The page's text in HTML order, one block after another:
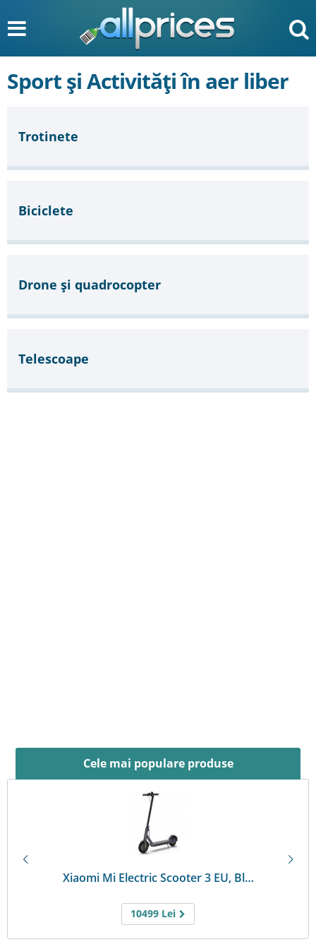
Sport și Activități în aer liber
Trotinete
Biciclete
Drone și quadrocopter
Telescoape
Cele mai populare produse
Xiaomi Mi Electric Scooter 3 EU, Bl…
10499 Lei